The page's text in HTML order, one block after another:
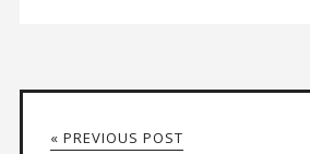
« PREVIOUS POST